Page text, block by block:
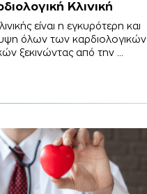
Κλινική
είναι η εγκυρότερη και
όλων των καρδιολογικών
ξεκινώντας από την ...